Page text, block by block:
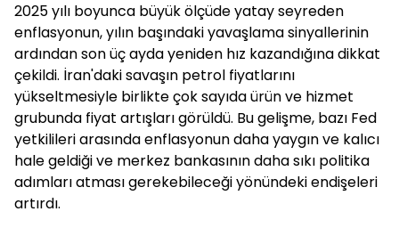
2025 yılı boyunca büyük ölçüde yatay seyreden
enflasyonun, yılın başındaki yavaşlama sinyallerinin
ardından son üç ayda yeniden hız kazandığına dikkat
çekildi. İran'daki savaşın petrol fiyatlarını
yükseltmesiyle birlikte çok sayıda ürün ve hizmet
grubunda fiyat artışları görüldü. Bu gelişme, bazı Fed
yetkilileri arasında enflasyonun daha yaygın ve kalıcı
hale geldiği ve merkez bankasının daha sıkı politika
adımları atması gerekebileceği yönündeki endişeleri
artırdı.